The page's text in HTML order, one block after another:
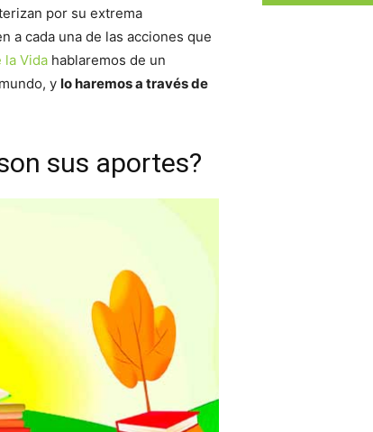
por su extrema
a cada una de las acciones que
la Vida hablaremos de un
y lo haremos a través de
sus aportes?